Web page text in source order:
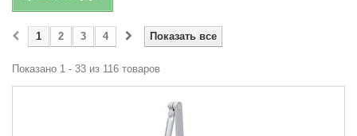
Показать все
1 2 3 4
Показано 1 - 33 из 116 товаров